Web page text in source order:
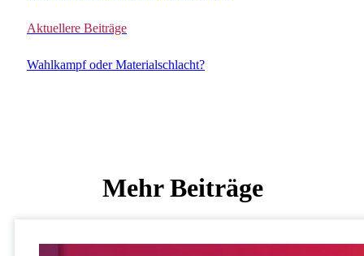
Aktuellere Beiträge
Wahlkampf oder Materialschlacht?
Mehr Beiträge